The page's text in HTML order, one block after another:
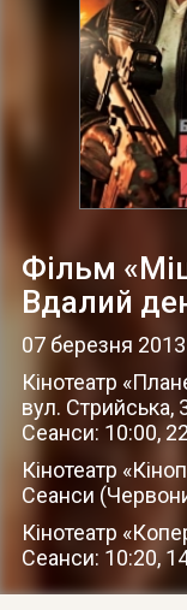
ДОВІДКА
Фільм
Вдалий
07 березня 2013
Кінотеатр
вул. Стрийська,
Сеанси: 10:00,
Кінотеатр
Сеанси
Кінотеатр
Сеанси: 10:20,